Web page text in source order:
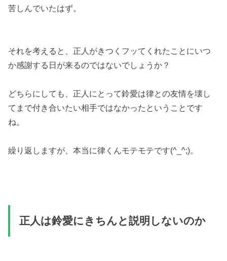
苦しんでいたはず。
それを考えると、正人がきつくフッてくれたことにいつ
か感謝する日が来るのではないでしょうか？
どちらにしても、正人にとって鈴愛は律との友情を壊し
てまで付き合いたい相手ではなかったということです
ね。
繰り返しますが、本当に律くんモテモテです(^_^;)。
正人は鈴愛にきちんと説明しないのか